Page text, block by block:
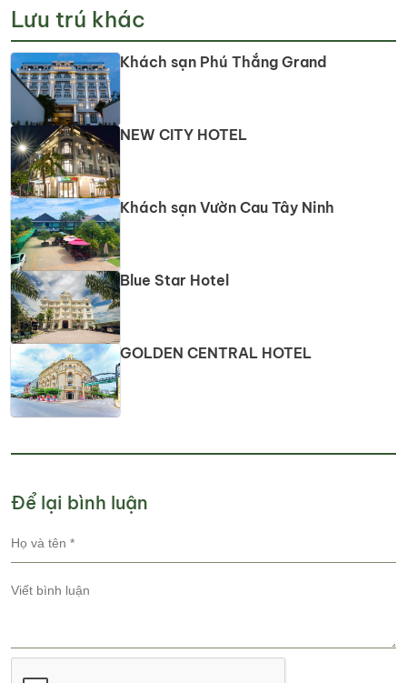
Lưu trú khác
Khách sạn Phú Thắng Grand
NEW CITY HOTEL
Khách sạn Vườn Cau Tây Ninh
Blue Star Hotel
GOLDEN CENTRAL HOTEL
Để lại bình luận